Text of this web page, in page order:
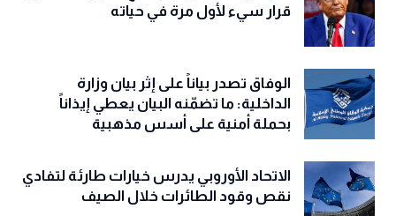
قرار سيء لأول مرة في حياته
الوفاق تصدر بياناً على إثر بيان وزارة
الداخلية: ما تضمّنه البيان يعطي إيذاناً
بحملة أمنية على أسس مذهبية
الاتحاد الأوروبي يدرس خيارات طارئة لتفادي
نقص وقود الطائرات خلال الصيف